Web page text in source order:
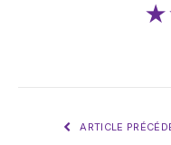
ARTICLE